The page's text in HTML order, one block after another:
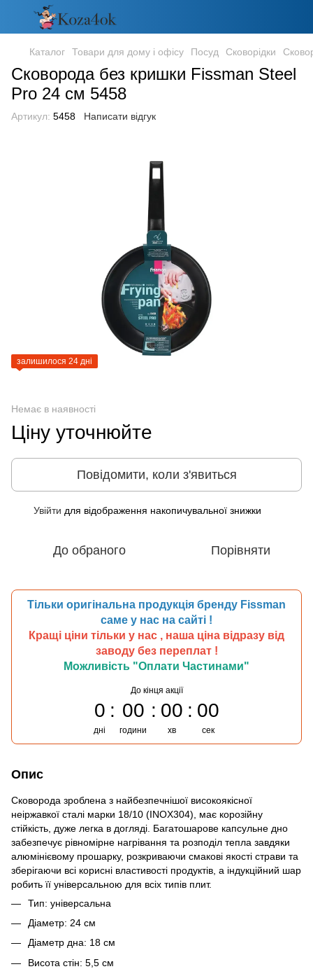
Каталог Товари для дому і офісу Посуд Сковорідки
Сковорода без кришки Fissman Steel
Pro 24 см 5458
Артикул: 5458 Написати відгук
залишилося 24 дні
Немає в наявності
Ціну уточнюйте
Повідомити, коли з'явиться
Увійти для відображення накопичувальної знижки
До обраного Порівняти
Тільки оригінальна продукція бренду Fissman
саме у нас на сайті !
Кращі ціни тільки у нас , наша ціна відразу від
заводу без переплат !
Можливість "Оплати Частинами"
До кінця акції
0
дні
00
години
00
хв
00
сек
Опис
Сковорода зроблена з найбезпечнішої високоякісної
неіржавкої сталі марки 18/10 (INOX304), має корозійну
стійкість, дуже легка в догляді. Багатошарове капсульне дно
забезпечує рівномірне нагрівання та розподіл тепла завдяки
алюмінієвому прошарку, розкриваючи смакові якості страви та
зберігаючи всі корисні властивості продуктів, а індукційний шар
робить її універсальною для всіх типів плит.
Тип: універсальна
Діаметр: 24 см
Діаметр дна: 18 см
Висота стін: 5,5 см